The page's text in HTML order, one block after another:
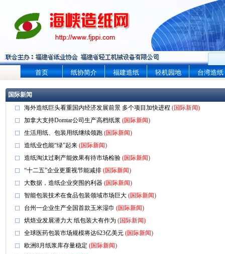
首页 纸协简介 福建造纸 轻机园地 台湾造纸
国际新闻
海外造纸巨头看重国内经济发展前景 多个项目加快进程 (国际新闻)
加拿大支持Domtar公司生产高档纸浆 (国际新闻)
生活用纸、包装用纸继续领跑 (国际新闻)
造纸业也能“绿”起来 (国际新闻)
造纸淘汰过剩产能效果有待市场检验 (国际新闻)
“十二五”企业更重视节能减排 (国际新闻)
大数据，造纸企业突围的利器 (国际新闻)
智能包装技术在食品包装领域市场巨大 (国际新闻)
台州一企业生产全国首款玉米湿巾 (国际新闻)
烘焙业发展潜力大 纸包装大有作为 (国际新闻)
全球医药包装市场规模将达623亿美元 (国际新闻)
欧洲8月纸浆库存量稳定 (国际新闻)